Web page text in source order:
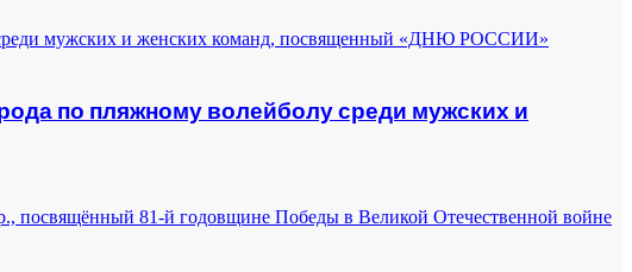
по пляжному волейболу среди мужских и